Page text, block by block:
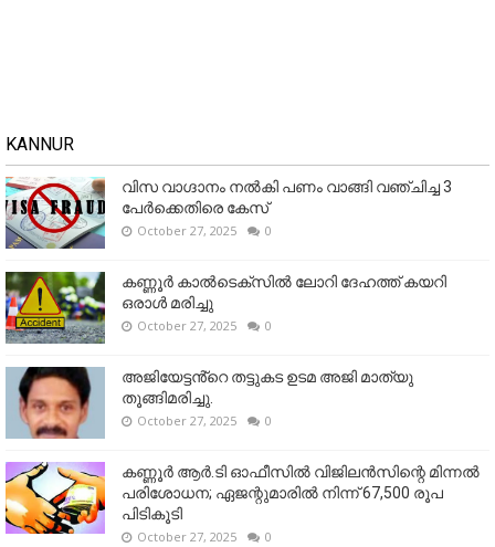
KANNUR
വിസ വാഗ്ദാനം നൽകി പണം വാങ്ങി വഞ്ചിച്ച 3
പേർക്കെതിരെ കേസ്
October 27, 2025 0
കണ്ണൂര്‍ കാല്‍ടെക്‌സില്‍ ലോറി ദേഹത്ത് കയറി
ഒരാള്‍ മരിച്ചു
October 27, 2025 0
അജിയേട്ടൻ്റെ തട്ടുകട ഉടമ അജി മാത്യു
തൂങ്ങിമരിച്ചു.
October 27, 2025 0
കണ്ണൂര്‍ ആര്‍.ടി ഓഫീസില്‍ വിജിലൻസിന്റെ മിന്നല്‍
പരിശോധന; ഏജന്റുമാരില്‍ നിന്ന് 67,500 രൂപ
പിടികൂടി
October 27, 2025 0